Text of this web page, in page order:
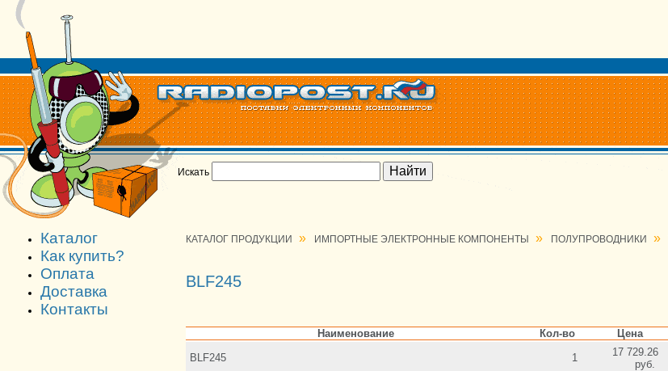
Искать
Каталог
Как купить?
Оплата
Доставка
Контакты
КАТАЛОГ ПРОДУКЦИИ » ИМПОРТНЫЕ ЭЛЕКТРОННЫЕ КОМПОНЕНТЫ » ПОЛУПРОВОДНИКИ »
BLF245
Наименование Кол-во
Цена
BLF245
1
17 729.26
руб.